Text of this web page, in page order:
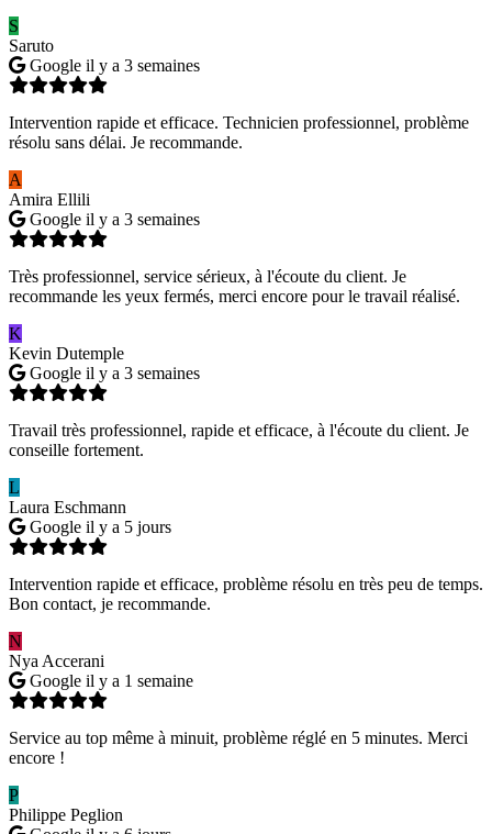
S
Saruto
Google il y a 3 semaines
Intervention rapide et efficace. Technicien professionnel, problème
résolu sans délai. Je recommande.
A
Amira Ellili
Google il y a 3 semaines
Très professionnel, service sérieux, à l'écoute du client. Je
recommande les yeux fermés, merci encore pour le travail réalisé.
K
Kevin Dutemple
Google il y a 3 semaines
Travail très professionnel, rapide et efficace, à l'écoute du client. Je
conseille fortement.
L
Laura Eschmann
Google il y a 5 jours
Intervention rapide et efficace, problème résolu en très peu de temps.
Bon contact, je recommande.
N
Nya Accerani
Google il y a 1 semaine
Service au top même à minuit, problème réglé en 5 minutes. Merci
encore !
P
Philippe Peglion